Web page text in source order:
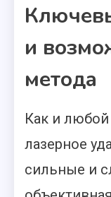
и
метода
Как и
лазерное
сильные и